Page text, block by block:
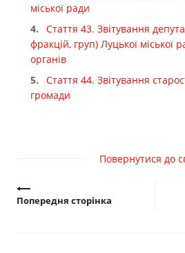
Прозорість
міської ради
Стаття 43. Звітування
фракцій, груп) Луцької міської
органів
Стаття 44. Звітування
громади
Повернутися до
Попередня сторінка